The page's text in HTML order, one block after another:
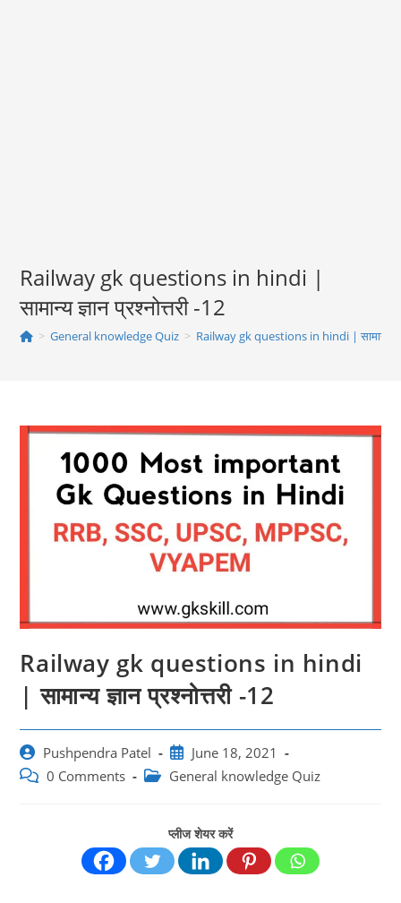
Railway gk questions in hindi |
सामान्य ज्ञान प्रश्नोत्तरी -12
> General knowledge Quiz > Railway gk questions in hindi | सामान्य
Railway gk questions in hindi
| सामान्य ज्ञान प्रश्नोत्तरी -12
Post
author:
Pushpendra Patel
Post
published:
June 18, 2021
Post 0 Comments
Post General knowledge Quiz
प्लीज शेयर करें